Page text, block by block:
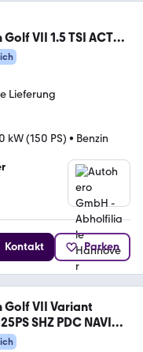
VII 1.5 TSI ACT
Lieferung
kW (150 PS) • Benzin
Kontakt Parken
Golf VII Variant
SHZ PDC NAVI